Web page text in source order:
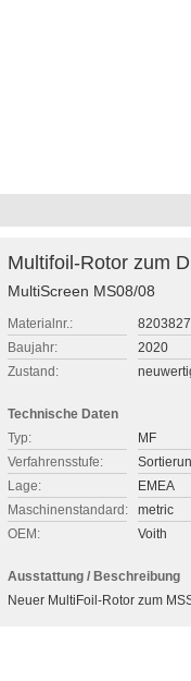
Multifoil-Rotor zum
MultiScreen MS08/08
Materialnr.:
Baujahr:
2020
Zustand:
Technische Daten
Typ:
MF
Verfahrensstufe:
Lage:
EMEA
Maschinenstandard:
metric
OEM:
Voith
Ausstattung / Beschreibung
Neuer MultiFoil-Rotor zum